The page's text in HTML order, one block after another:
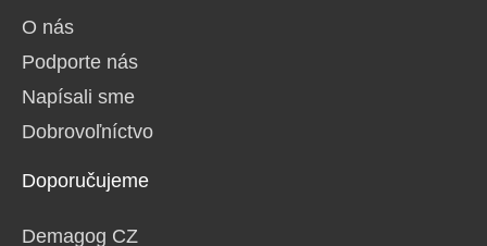
O nás
Podporte nás
Napísali sme
Dobrovoľníctvo
Doporučujeme
Demagog CZ